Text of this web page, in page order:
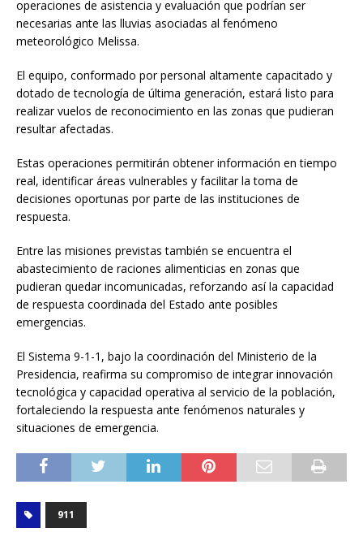
operaciones de asistencia y evaluación que podrían ser
necesarias ante las lluvias asociadas al fenómeno
meteorológico Melissa.
El equipo, conformado por personal altamente capacitado y
dotado de tecnología de última generación, estará listo para
realizar vuelos de reconocimiento en las zonas que pudieran
resultar afectadas.
Estas operaciones permitirán obtener información en tiempo
real, identificar áreas vulnerables y facilitar la toma de
decisiones oportunas por parte de las instituciones de
respuesta.
Entre las misiones previstas también se encuentra el
abastecimiento de raciones alimenticias en zonas que
pudieran quedar incomunicadas, reforzando así la capacidad
de respuesta coordinada del Estado ante posibles
emergencias.
El Sistema 9-1-1, bajo la coordinación del Ministerio de la
Presidencia, reafirma su compromiso de integrar innovación
tecnológica y capacidad operativa al servicio de la población,
fortaleciendo la respuesta ante fenómenos naturales y
situaciones de emergencia.
911